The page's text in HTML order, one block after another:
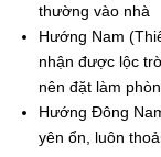
thường vào nhà
Hướng Nam
nhận được lộc
nên đặt làm
Hướng Đông
yên ổn, luôn